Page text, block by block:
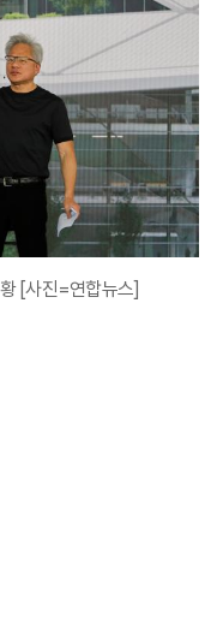
[사진=연합뉴스]